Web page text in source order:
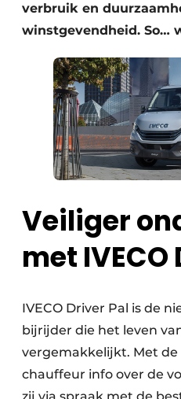
Interieurarchitectuur
Renovatie
Software
Toegangscontrole
Zonwering
verbruik en
winstgevendheid. So…
Veiliger
met
IVECO Driver Pal is de
bijrijder die het leven
vergemakkelijkt. Met
chauffeur info over de